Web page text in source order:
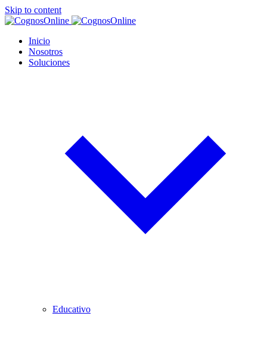
Skip to content
Inicio
Nosotros
Soluciones
Educativo